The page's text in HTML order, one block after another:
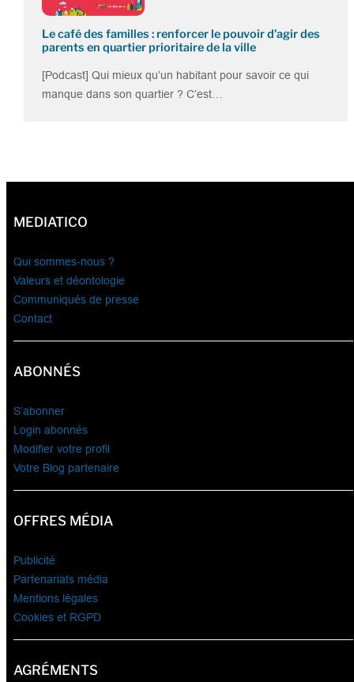
Le café des familles : renforcer le pouvoir d’agir des
parents en quartier prioritaire de la ville
[Podcast] Qui mieux qu’un habitant pour savoir ce qui
manque dans son quartier ? C’est…
MEDIATICO
Qui sommes-nous ?
Valeurs et déontologie
Communiqués de presse
Contact
ABONNÉS
S’abonner
Login abonnés
Modifier votre profil
Votre Blog partenaire
OFFRES MÉDIA
Publicité
Partenariats média
Mentions légales
Cookies et RGPD
AGRÉMENTS